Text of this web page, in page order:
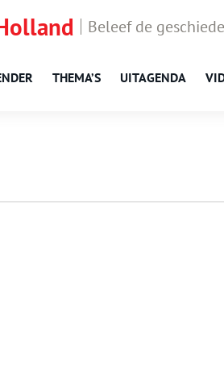
Beleef de
THEMA’S UITAGENDA